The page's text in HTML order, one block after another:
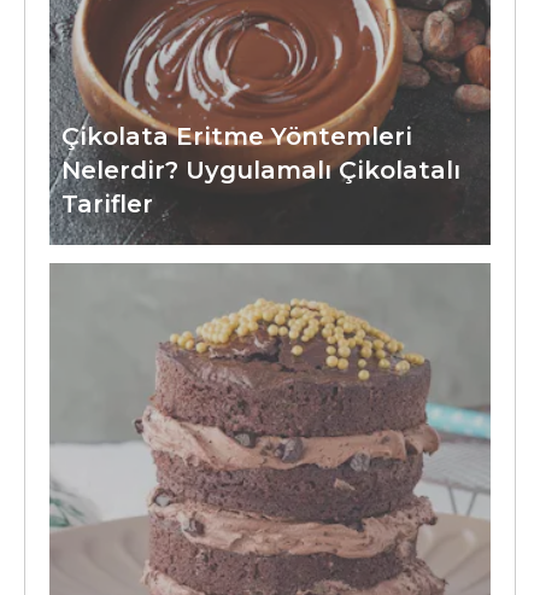
Çikolata Eritme Yöntemleri
Nelerdir? Uygulamalı Çikolatalı
Tarifler